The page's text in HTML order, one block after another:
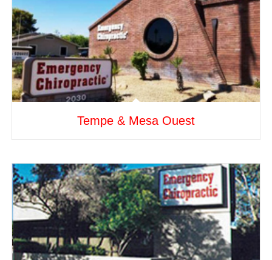
Tempe & Mesa Ouest